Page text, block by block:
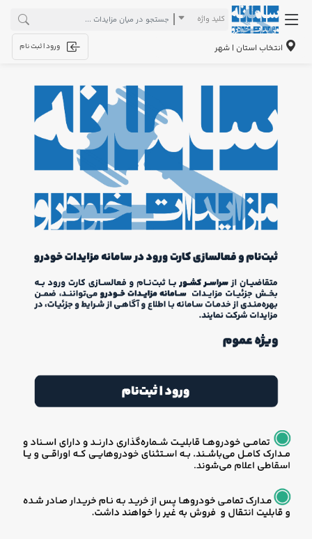
کلید واژه
انتخاب استان | شهر ورود | ثبت نام